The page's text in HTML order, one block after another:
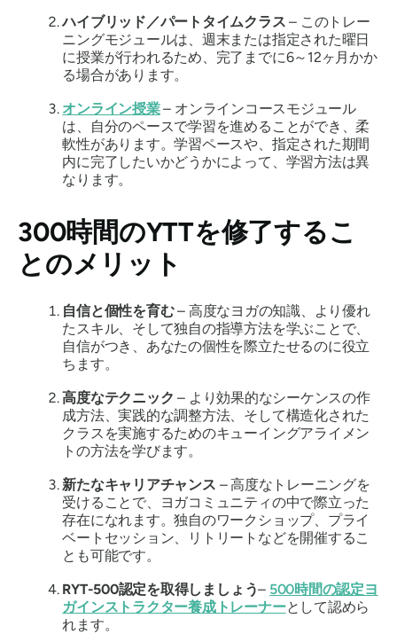
ハイブリッド／パートタイムクラス – このトレー
ニングモジュールは、週末または指定された曜日
に授業が行われるため、完了までに6～12ヶ月かか
る場合があります。
オンライン授業– オンラインコースモジュール
は、自分のペースで学習を進めることができ、柔
軟性があります。学習ペースや、指定された期間
内に完了したいかどうかによって、学習方法は異
なります。
300時間のYTTを修了するこ
とのメリット
自信と個性を育む– 高度なヨガの知識、より優れ
たスキル、そして独自の指導方法を学ぶことで、
自信がつき、あなたの個性を際立たせるのに役立
ちます。
高度なテクニック – より効果的なシーケンスの作
成方法、実践的な調整方法、そして構造化された
クラスを実施するためのキューイングアライメン
トの方法を学びます。
新たなキャリアチャンス – 高度なトレーニングを
受けることで、ヨガコミュニティの中で際立った
存在になれます。独自のワークショップ、プライ
ベートセッション、リトリートなどを開催するこ
とも可能です。
RYT-500認定を取得しましょう– 500時間の認定ヨ
ガインストラクター養成トレーナーとして認めら
れます。